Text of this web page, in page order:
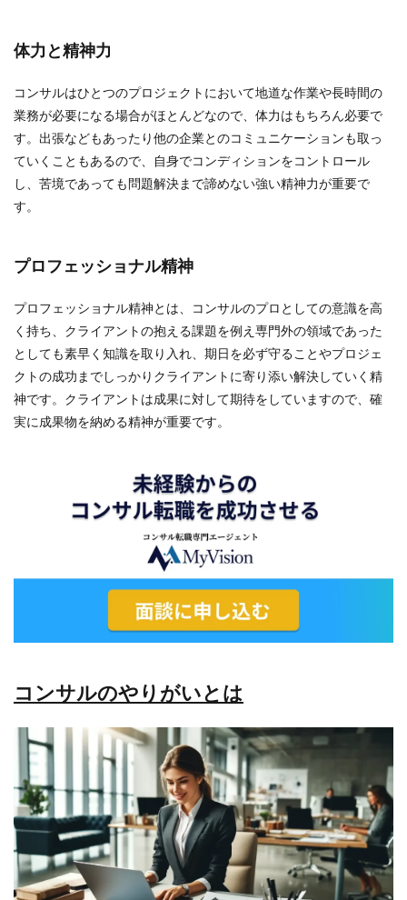
体力と精神力
コンサルはひとつのプロジェクトにおいて地道な作業や長時間の
業務が必要になる場合がほとんどなので、体力はもちろん必要で
す。出張などもあったり他の企業とのコミュニケーションも取っ
ていくこともあるので、自身でコンディションをコントロール
し、苦境であっても問題解決まで諦めない強い精神力が重要で
す。
プロフェッショナル精神
プロフェッショナル精神とは、コンサルのプロとしての意識を高
く持ち、クライアントの抱える課題を例え専門外の領域であった
としても素早く知識を取り入れ、期日を必ず守ることやプロジェ
クトの成功までしっかりクライアントに寄り添い解決していく精
神です。クライアントは成果に対して期待をしていますので、確
実に成果物を納める精神が重要です。
コンサルのやりがいとは